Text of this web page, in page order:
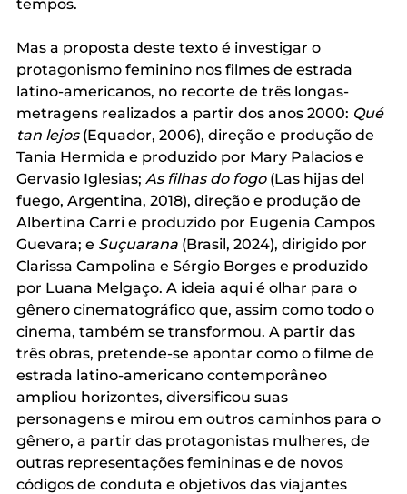
tempos.
Mas a proposta deste texto é investigar o
protagonismo feminino nos filmes de estrada
latino-americanos, no recorte de três longas-
metragens realizados a partir dos anos 2000: Qué
tan lejos (Equador, 2006), direção e produção de
Tania Hermida e produzido por Mary Palacios e
Gervasio Iglesias; As filhas do fogo (Las hijas del
fuego, Argentina, 2018), direção e produção de
Albertina Carri e produzido por Eugenia Campos
Guevara; e Suçuarana (Brasil, 2024), dirigido por
Clarissa Campolina e Sérgio Borges e produzido
por Luana Melgaço. A ideia aqui é olhar para o
gênero cinematográfico que, assim como todo o
cinema, também se transformou. A partir das
três obras, pretende-se apontar como o filme de
estrada latino-americano contemporâneo
ampliou horizontes, diversificou suas
personagens e mirou em outros caminhos para o
gênero, a partir das protagonistas mulheres, de
outras representações femininas e de novos
códigos de conduta e objetivos das viajantes